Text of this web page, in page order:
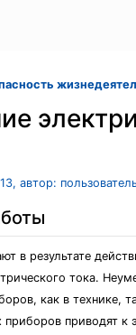
автор:
в результате
тока.
как в технике,
приборов приводят к